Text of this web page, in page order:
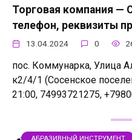
Торговая компания —
телефон, реквизиты
13.04.2024 0
пос. Коммунарка, Улица
к2/4/1 (Сосенское
21:00, 74993721275,
АБРАЗИВНЫЙ ИНСТРУМЕНТ